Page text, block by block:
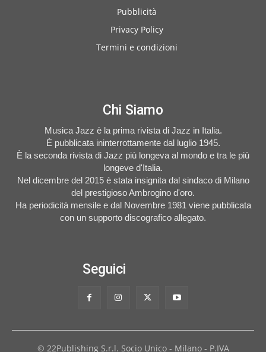
Pubblicità
Privacy Policy
Termini e condizioni
Chi Siamo
Musica Jazz è la prima rivista di Jazz in Italia.
È pubblicata ininterrottamente dal luglio 1945.
È la seconda rivista di Jazz più longeva al mondo e tra le più
longeve d'Italia.
Nel dicembre del 2015 è stata insignita dal sindaco di Milano
del prestigioso Ambrogino d'oro.
Ha periodicità mensile e dal Novembre 1981 viene pubblicata
con un supporto discografico allegato.
Seguici
© 22Publishing S.r.l. Socio Unico - Milano - P.IVA